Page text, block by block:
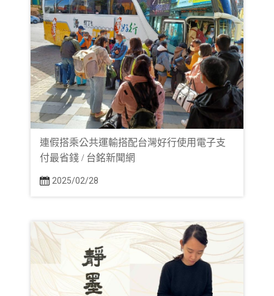
連假搭乘公共運輸搭配台灣好行使用電子支
付最省錢 / 台銘新聞網
2025/02/28